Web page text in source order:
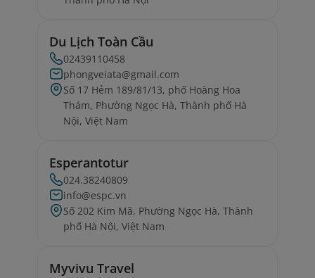
Du Lịch Toàn Cầu
02439110458
phongveiata@gmail.com
Số 17 Hẻm 189/81/13, phố Hoàng Hoa
Thám, Phường Ngọc Hà, Thành phố Hà
Nội, Việt Nam
Esperantotur
024.38240809
info@espc.vn
Số 202 Kim Mã, Phường Ngọc Hà, Thành
phố Hà Nội, Việt Nam
Myvivu Travel